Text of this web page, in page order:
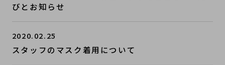
びとお知らせ
2020.02.25
スタッフのマスク着用について